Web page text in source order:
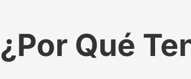
¿Por Qué